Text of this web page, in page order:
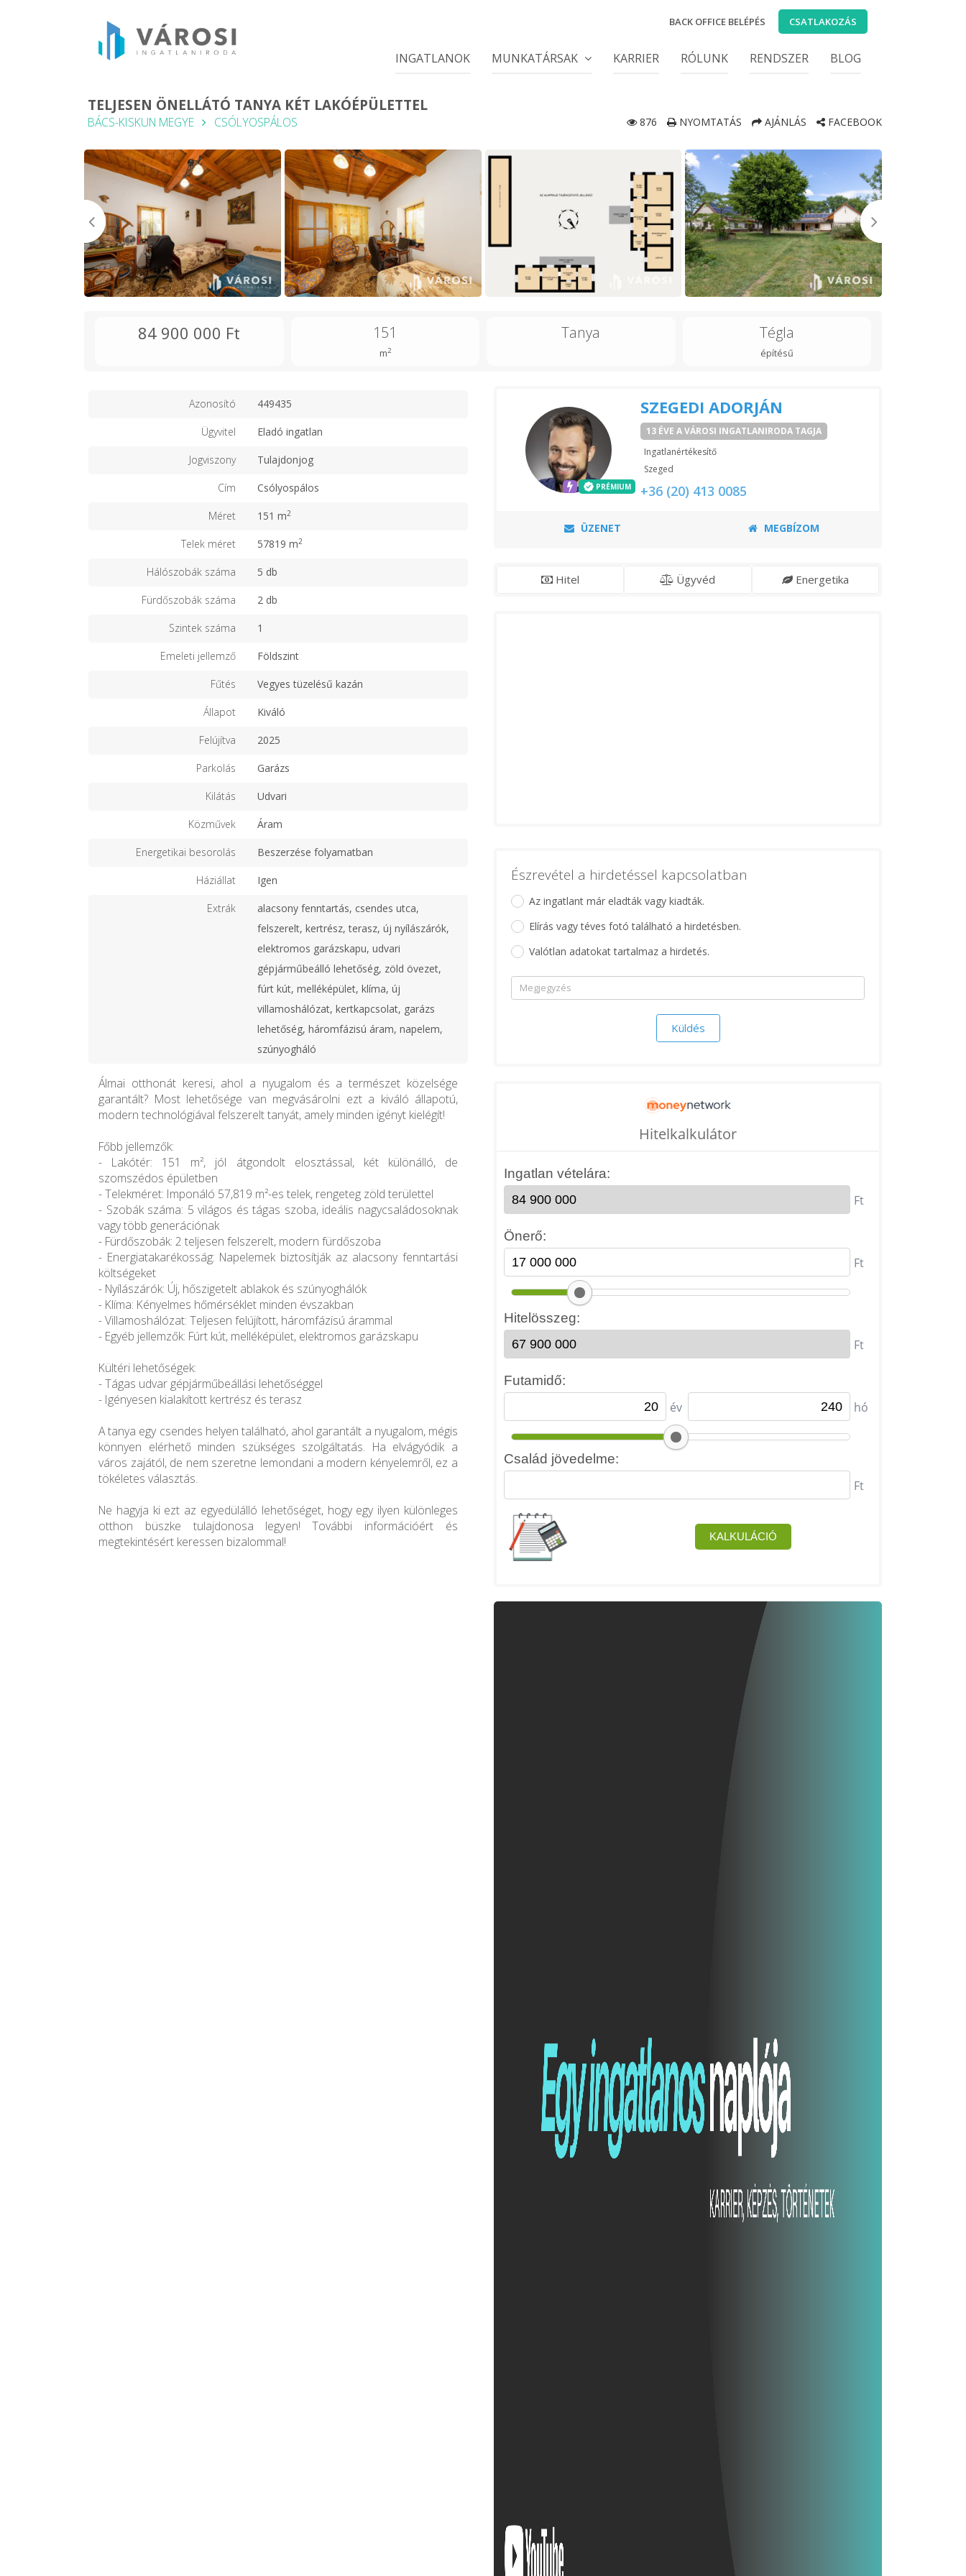
BACK OFFICE BELÉPÉS CSATLAKOZÁS
INGATLANOK MUNKATÁRSAK KARRIER RÓLUNK RENDSZER BLOG
TELJESEN ÖNELLÁTÓ TANYA KÉT LAKÓÉPÜLETTEL
BÁCS-KISKUN MEGYE CSÓLYOSPÁLOS 876 NYOMTATÁS AJÁNLÁS FACEBOOK
84 900 000 Ft 151
m2
Tanya Tégla
építésű
Azonosító 449435
Ügyvitel Eladó ingatlan
Jogviszony Tulajdonjog
Cím Csólyospálos
Méret 151 m2
Telek méret 57819 m2
Hálószobák száma 5 db
Fürdőszobák száma 2 db
Szintek száma 1
Emeleti jellemző Földszint
Fűtés Vegyes tüzelésű kazán
Állapot Kiváló
Felújítva 2025
Parkolás Garázs
Kilátás Udvari
Közművek Áram
Energetikai besorolás Beszerzése folyamatban
Háziállat Igen
Extrák
alacsony fenntartás, csendes utca,
felszerelt, kertrész, terasz, új nyílászárók,
elektromos garázskapu, udvari
gépjárműbeálló lehetőség, zöld övezet,
fúrt kút, melléképület, klíma, új
villamoshálózat, kertkapcsolat, garázs
lehetőség, háromfázisú áram, napelem,
szúnyogháló
Álmai otthonát keresi, ahol a nyugalom és a természet közelsége
garantált? Most lehetősége van megvásárolni ezt a kiváló állapotú,
modern technológiával felszerelt tanyát, amely minden igényt kielégít!
Főbb jellemzők:
- Lakótér: 151 m², jól átgondolt elosztással, két különálló, de
szomszédos épületben
- Telekméret: Imponáló 57,819 m²-es telek, rengeteg zöld területtel
- Szobák száma: 5 világos és tágas szoba, ideális nagycsaládosoknak
vagy több generációnak
- Fürdőszobák: 2 teljesen felszerelt, modern fürdőszoba
- Energiatakarékosság: Napelemek biztosítják az alacsony fenntartási
költségeket
- Nyílászárók: Új, hőszigetelt ablakok és szúnyoghálók
- Klíma: Kényelmes hőmérséklet minden évszakban
- Villamoshálózat: Teljesen felújított, háromfázisú árammal
- Egyéb jellemzők: Fúrt kút, melléképület, elektromos garázskapu
Kültéri lehetőségek:
- Tágas udvar gépjárműbeállási lehetőséggel
- Igényesen kialakított kertrész és terasz
A tanya egy csendes helyen található, ahol garantált a nyugalom, mégis
könnyen elérhető minden szükséges szolgáltatás. Ha elvágyódik a
város zajától, de nem szeretne lemondani a modern kényelemről, ez a
tökéletes választás.
Ne hagyja ki ezt az egyedülálló lehetőséget, hogy egy ilyen különleges
otthon büszke tulajdonosa legyen! További információért és
megtekintésért keressen bizalommal!
PRÉMIUM
SZEGEDI ADORJÁN
13 ÉVE A VÁROSI INGATLANIRODA TAGJA
Ingatlanértékesítő
Szeged
+36 (20) 413 0085
ÜZENET MEGBÍZOM
Hitel Ügyvéd Energetika
Észrevétel a hirdetéssel kapcsolatban
Az ingatlant már eladták vagy kiadták.
Elírás vagy téves fotó található a hirdetésben.
Valótlan adatokat tartalmaz a hirdetés.